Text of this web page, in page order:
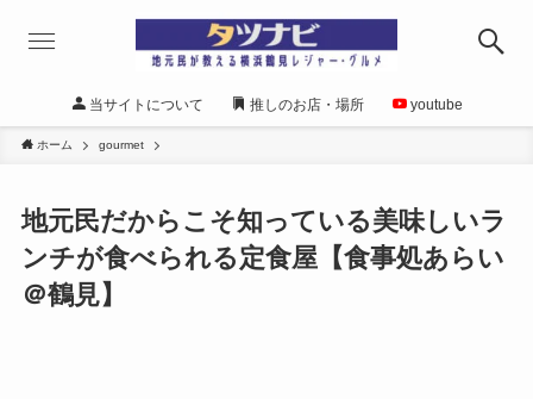
当サイトについて 推しのお店・場所 youtube
ホーム gourmet
地元民だからこそ知っている美味しいラ
ンチが食べられる定食屋【食事処あらい
＠鶴見】